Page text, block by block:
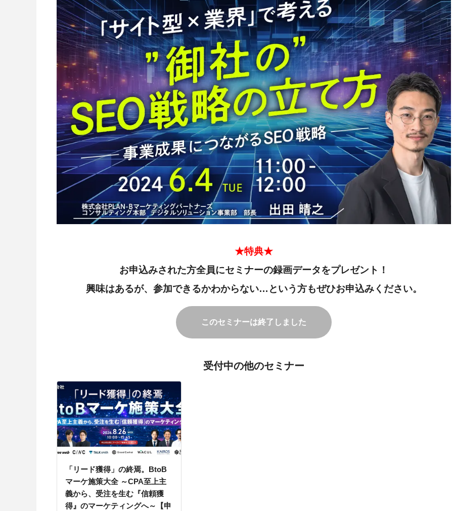
★特典★
お申込みされた方全員にセミナーの録画データをプレゼント！
興味はあるが、参加できるかわからない…という方もぜひお申込みください。
このセミナーは終了しました
受付中の他のセミナー
「リード獲得」の終焉。BtoB
マーケ施策大全 ～CPA至上主
義から、受注を生む『信頼獲
得』のマーケティングへ～【申